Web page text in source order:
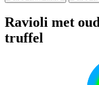
Ravioli met
truffel